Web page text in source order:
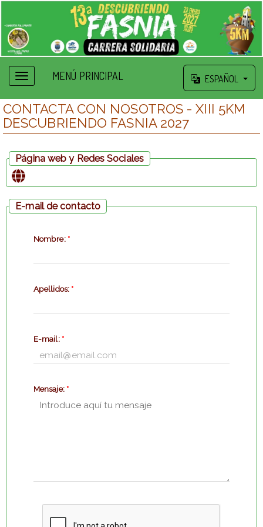
MENÚ PRINCIPAL ESPAÑOL
CONTACTA CON NOSOTROS - XIII 5KM
DESCUBRIENDO FASNIA 2027
Página web y Redes Sociales
E-mail de contacto
Nombre: *
Apellidos: *
E-mail: *
Mensaje: *